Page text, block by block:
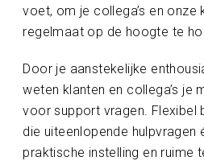
voet, om je collega’s en onze
regelmaat op de hoogte te
Door je aanstekelijke
weten klanten en collega’s je
voor support vragen. Flexibel
die uiteenlopende hulpvragen
praktische instelling en ruime